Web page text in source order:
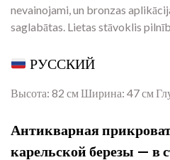
nevainojami, un bronzas
saglabātas. Lietas stāvoklis
РУССКИЙ
Высота: 82 см Ширина: 47 см
Антикварная
карельской березы — в